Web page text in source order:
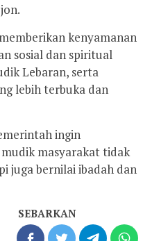
kenyamanan
sosial dan spiritual
Lebaran, serta
lebih terbuka dan
ingin
masyarakat tidak
juga bernilai ibadah dan
SEBARKAN